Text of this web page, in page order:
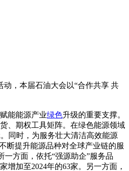
，本届石油大会以“合作共享 共
能能源产业绿色升级的重要支撑。
、期权工具矩阵。在绿色能源领域
同时，为服务壮大清洁高效能源
断提升能源品种对全球产业链的服
方面，依托“强源助企”服务品
加至2024年的63家。另一方面，